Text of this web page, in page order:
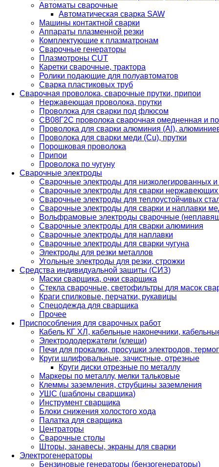
Автоматы сварочные
Автоматическая сварка SAW
Машины контактной сварки
Аппараты плазменной резки
Комплектующие к плазматронам
Сварочные генераторы
Плазмотроны CUT
Каретки сварочные, трактора
Ролики подающие для полуавтоматов
Сварка пластиковых труб
Сварочная проволока, сварочные прутки, припои
Нержавеющая проволока, прутки
Проволока для сварки под флюсом
СВ08Г2С проволока сварочная омедненная и
Проволока для сварки алюминия (Al),
Проволока для сварки меди (Cu), прутки
Порошковая проволока
Припои
Проволока по чугуну
Сварочные электроды
Сварочные электроды для низколегированных и
Сварочные электроды для сварки
Сварочные электроды для теплоустойчивых
Сварочные электроды для сварки и наплавки
Вольфрамовые электроды сварочные
Сварочные электроды для сварки алюминия
Сварочные электроды для наплавки
Сварочные электроды для сварки чугуна
Электроды для резки металлов
Угольные электроды для резки, строжки
Средства индивидуальной защиты (СИЗ)
Маски сварщика, очки сварщика
Стекла сварочные, светофильтры для масок
Краги спилковые, перчатки, рукавицы
Спецодежда для сварщика
Прочее
Приспособления для сварочных работ
Кабель КГ ХЛ, кабельные наконечники,
Электрододержатели (клещи)
Печи для прокалки, просушки электродов,
Круги шлифовальные, зачистные, отрезные
Круги диски отрезные по металлу
Маркеры по металлу, мелки тальковые
Клеммы заземления, струбцины заземления
УШС (шаблоны сварщика)
Инструмент сварщика
Блоки снижения холостого хода
Палатка для сварщика
Центраторы
Сварочные столы
Шторы, занавесы, экраны для сварки
Электрогенераторы
Бензиновые генераторы (бензогенераторы)